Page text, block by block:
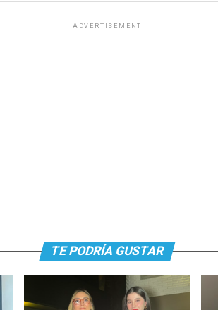
ADVERTISEMENT
TE PODRÍA GUSTAR